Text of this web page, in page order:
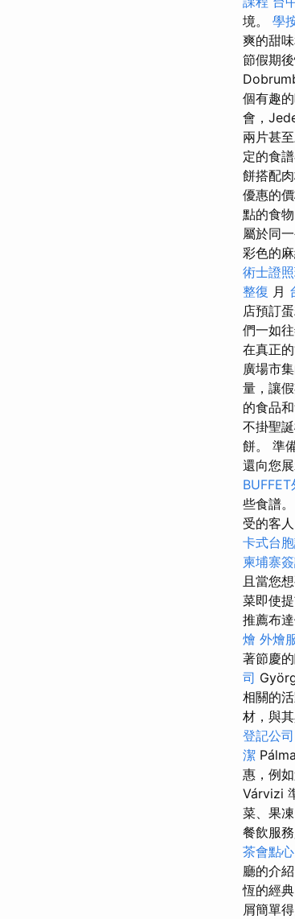
境。 學
爽的甜
節假期
個有趣
會，
兩片甚
定的食
餅搭配
優惠的
點的食物
屬於同
彩色的
術士證
整復 月
店預訂
們一如
在真正
廣場市
量，讓
的食品
不掛聖
餅。 準
還向您
BUFFET
些食譜
受的客
卡式台
柬埔寨
且當您
菜即使
推薦布
燴 外燴
著節慶
司
相關的
材，與
登記公司
潔 Pálma
惠，例
Várvizi
菜、果
餐飲服
茶會點心
廳的介
恆的經
屑簡單